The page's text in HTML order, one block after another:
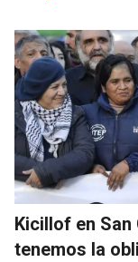
Kicillof en
tenemos la